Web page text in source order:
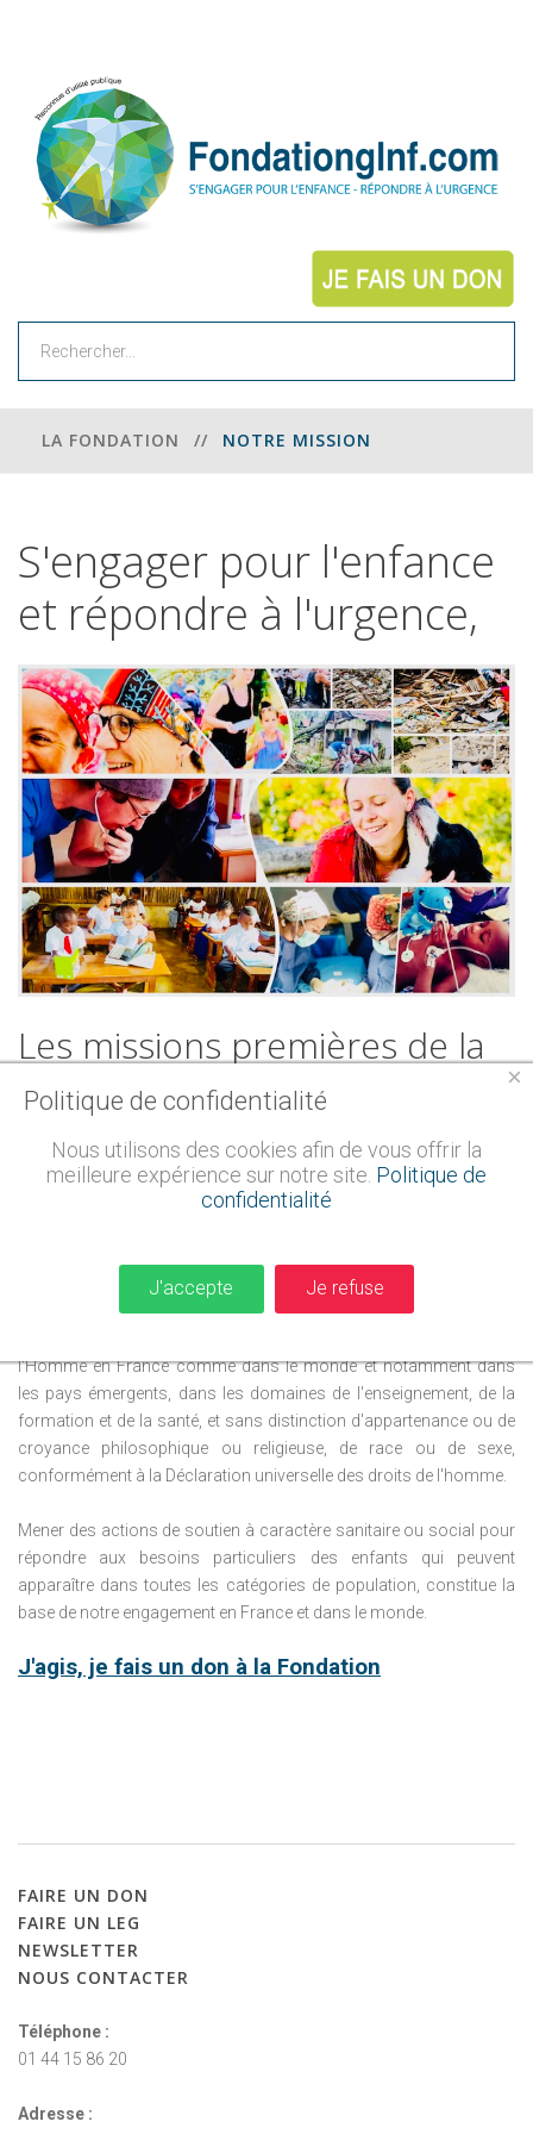
LA FONDATION // NOTRE MISSION
S'engager pour l'enfance
et répondre à l'urgence,
Les missions premières de la
fondation
Telle est la vocation de la Fondation qui s'engage auprès des
enfants en France et à l'étranger, dans les domaines de la santé, de
l'éducation et contre la précarité. Par ailleurs, grâce au fonds
l'Homme en France comme dans le monde et notamment dans
les pays émergents, dans les domaines de l'enseignement, de la
formation et de la santé, et sans distinction d'appartenance ou de
croyance philosophique ou religieuse, de race ou de sexe,
conformément à la Déclaration universelle des droits de l'homme.
Mener des actions de soutien à caractère sanitaire ou social pour
répondre aux besoins particuliers des enfants qui peuvent
apparaître dans toutes les catégories de population, constitue la
base de notre engagement en France et dans le monde.
J'agis, je fais un don à la Fondation
FAIRE UN DON
FAIRE UN LEG
NEWSLETTER
NOUS CONTACTER
Téléphone :
01 44 15 86 20
Adresse :
×
Politique de confidentialité
Nous utilisons des cookies afin de vous offrir la
meilleure expérience sur notre site. Politique de
confidentialité
J'accepte Je refuse